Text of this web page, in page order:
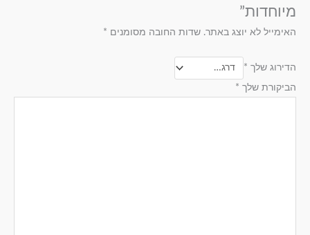
מיוחדות”
האימייל לא יוצג באתר. שדות החובה מסומנים *
הדירוג שלך *
הביקורת שלך *